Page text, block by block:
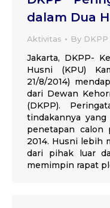
dalam Dua
Aktivitas By DKPP
Jakarta, DKPP-
Husni (KPU)
21/8/2014)
dari Dewan
(DKPP).
tindakannya
penetapan calon
2014. Husni lebih
dari pihak luar
memimpin rapat